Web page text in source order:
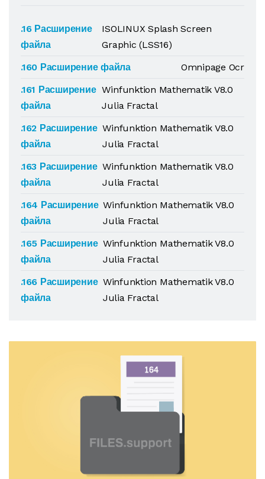
.16 Расширение
файла
ISOLINUX Splash Screen
Graphic (LSS16)
.160 Расширение файла
Omnipage Ocr
.161 Расширение
файла
Winfunktion Mathematik V8.0
Julia Fractal
.162 Расширение
файла
Winfunktion Mathematik V8.0
Julia Fractal
.163 Расширение
файла
Winfunktion Mathematik V8.0
Julia Fractal
.164 Расширение
файла
Winfunktion Mathematik V8.0
Julia Fractal
.165 Расширение
файла
Winfunktion Mathematik V8.0
Julia Fractal
.166 Расширение
файла
Winfunktion Mathematik V8.0
Julia Fractal